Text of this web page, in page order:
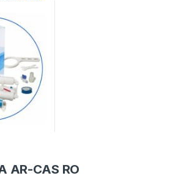
CAS RO